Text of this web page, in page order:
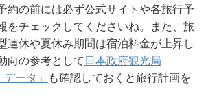
約の前には必ず公式サイトや各旅行予
をチェックしてくださいね。また、旅
連休や夏休み期間は宿泊料金が上昇し
向の参考として 日本政府観光局
ータ」 も確認しておくと旅行計画を